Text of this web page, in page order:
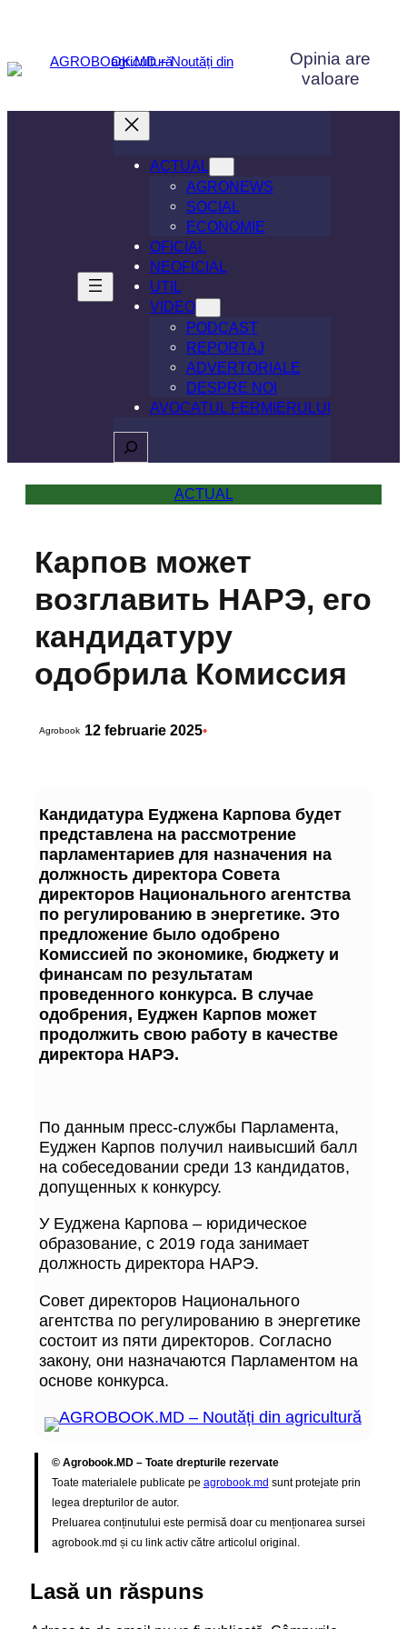
conținut
Opinia are
valoare
ACTUAL
AGRONEWS
SOCIAL
ECONOMIE
OFICIAL
NEOFICIAL
UTIL
VIDEO
PODCAST
REPORTAJ
ADVERTORIALE
DESPRE NOI
AVOCATUL FERMIERULUI
Caută
ACTUAL
Карпов может
возглавить НАРЭ, его
кандидатуру
одобрила Комиссия
Agrobook 12 februarie 2025•
Кандидатура Еуджена Карпова будет
представлена на рассмотрение
парламентариев для назначения на
должность директора Совета
директоров Национального агентства
по регулированию в энергетике. Это
предложение было одобрено
Комиссией по экономике, бюджету и
финансам по результатам
проведенного конкурса. В случае
одобрения, Еуджен Карпов может
продолжить свою работу в качестве
директора НАРЭ.
По данным пресс-службы Парламента,
Еуджен Карпов получил наивысший балл
на собеседовании среди 13 кандидатов,
допущенных к конкурсу.
У Еуджена Карпова – юридическое
образование, с 2019 года занимает
должность директора НАРЭ.
Совет директоров Национального
агентства по регулированию в энергетике
состоит из пяти директоров. Согласно
закону, они назначаются Парламентом на
основе конкурса.
© Agrobook.MD – Toate drepturile rezervate
Toate materialele publicate pe agrobook.md sunt protejate prin
legea drepturilor de autor.
Preluarea conținutului este permisă doar cu menționarea sursei
agrobook.md și cu link activ către articolul original.
Lasă un răspuns